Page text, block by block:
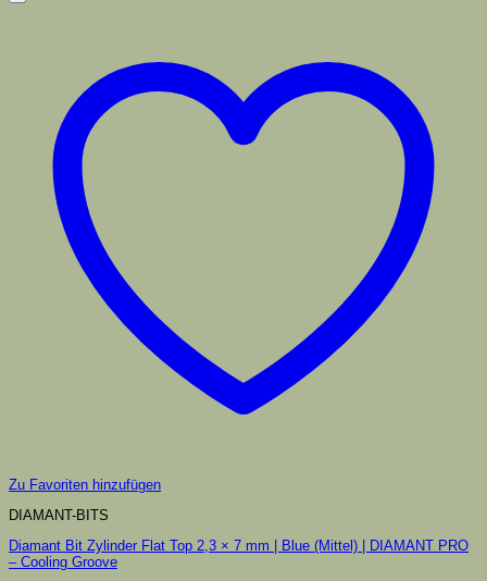
Zu Favoriten hinzufügen
DIAMANT-BITS
Diamant Bit Zylinder Flat Top 2,3 × 7 mm | Blue (Mittel) | DIAMANT PRO
– Cooling Groove